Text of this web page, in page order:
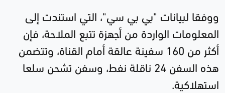
ووفقا لبيانات "بي بي سي"، التي استندت إلى
المعلومات الواردة من أجهزة تتبع الملاحة، فإن
أكثر من 160 سفينة عالقة أمام القناة، وتتضمن
هذه السفن 24 ناقلة نفط، وسفن تشحن سلعا
استهلاكية.